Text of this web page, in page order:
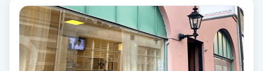
Medial vägledning
Medicinsk massage